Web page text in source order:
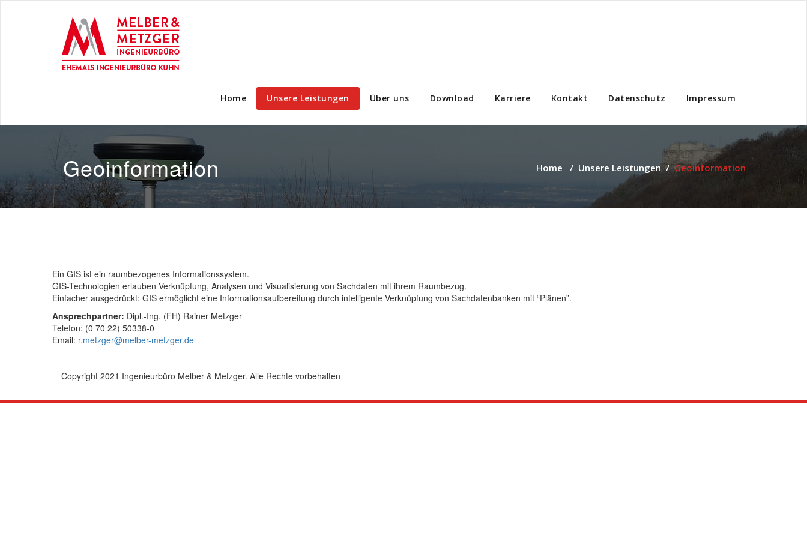
Home Unsere Leistungen Über uns Download Karriere Kontakt Datenschutz Impressum
Geoinformation Home / Unsere Leistungen /Geoinformation
Ein GIS ist ein raumbezogenes Informationssystem.
GIS-Technologien erlauben Verknüpfung, Analysen und Visualisierung von Sachdaten mit ihrem Raumbezug.
Einfacher ausgedrückt: GIS ermöglicht eine Informationsaufbereitung durch intelligente Verknüpfung von Sachdatenbanken mit “Plänen”.
Ansprechpartner: Dipl.-Ing. (FH) Rainer Metzger
Telefon: (0 70 22) 50338-0
Email: r.metzger@melber-metzger.de
Copyright 2021 Ingenieurbüro Melber & Metzger. Alle Rechte vorbehalten